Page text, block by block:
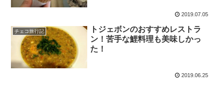
2019.07.05
チェコ旅行記
トジェボンのおすすめレストラ
ン！苦手な鯉料理も美味しかっ
た！
2019.06.25